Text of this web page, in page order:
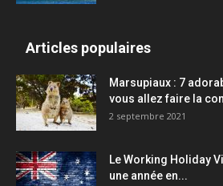
Articles populaires
Marsupiaux : 7
vous allez faire la
2 septembre 2021
Le Working Holiday
une année en...